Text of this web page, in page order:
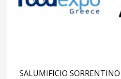
SALUMIFICIO